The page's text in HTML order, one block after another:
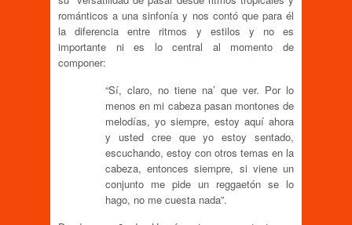
románticos a una sinfonía y nos contó que para él
la diferencia entre ritmos y estilos y no es
importante ni es lo central al momento de
componer:
“Sí, claro, no tiene na’ que ver. Por lo
menos en mi cabeza pasan montones de
melodías, yo siempre, estoy aquí ahora
y usted cree que yo estoy sentado,
escuchando, estoy con otros temas en la
cabeza, entonces siempre, si viene un
conjunto me pide un reggaetón se lo
hago, no me cuesta nada”.